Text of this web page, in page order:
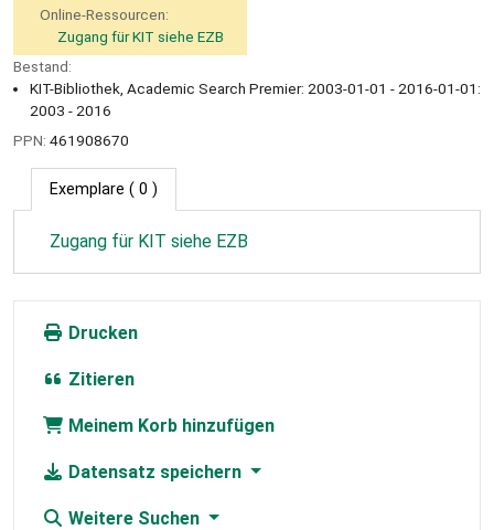
Online-Ressourcen:
Zugang für KIT siehe EZB
Bestand:
KIT-Bibliothek, Academic Search Premier: 2003-01-01 - 2016-01-01:
2003 - 2016
PPN: 461908670
Exemplare ( 0 )
Zugang für KIT siehe EZB
Drucken
Zitieren
Meinem Korb hinzufügen
Datensatz speichern
Weitere Suchen